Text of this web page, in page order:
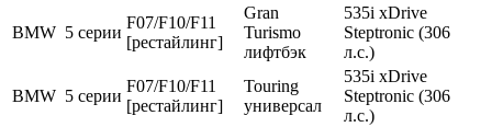
BMW 5 серии
F07/F10/F11
[рестайлинг]
Gran
Turismo
лифтбэк
535i xDrive
Steptronic (306
л.с.)
BMW 5 серии
F07/F10/F11
[рестайлинг]
Touring
универсал
535i xDrive
Steptronic (306
л.с.)